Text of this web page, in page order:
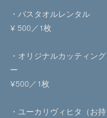
・バスタ
¥ 500／1枚
・オリジナルカッティン
¥500／1枚
・ユーカリヴィヒタ（お